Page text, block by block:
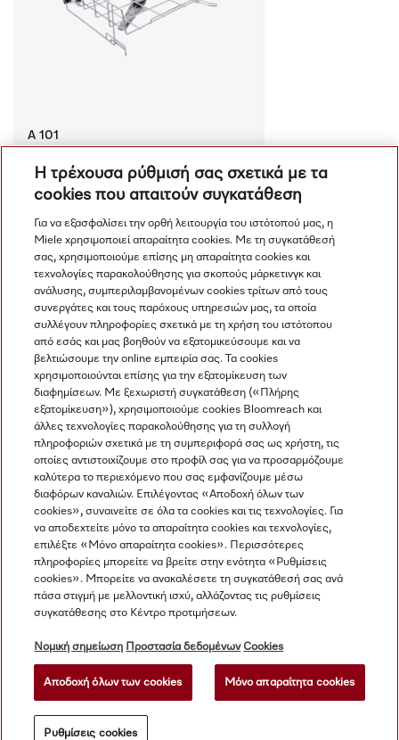
A 101
βέλτιστη φόρτωση ενθέτων.
€ 460.00
Σύγκριση
Προβολή όλων
Πλοήγηση
Υπηρεσιες
© Miele & Cie. KG.
Η τρέχουσα ρύθμισή σας σχετικά με τα
cookies που απαιτούν συγκατάθεση
Για να εξασφαλίσει την ορθή λειτουργία του ιστότοπού μας, η
Miele χρησιμοποιεί απαραίτητα cookies. Με τη συγκατάθεσή
σας, χρησιμοποιούμε επίσης μη απαραίτητα cookies και
τεχνολογίες παρακολούθησης για σκοπούς μάρκετινγκ και
ανάλυσης, συμπεριλαμβανομένων cookies τρίτων από τους
συνεργάτες και τους παρόχους υπηρεσιών μας, τα οποία
συλλέγουν πληροφορίες σχετικά με τη χρήση του ιστότοπου
από εσάς και μας βοηθούν να εξατομικεύσουμε και να
βελτιώσουμε την online εμπειρία σας. Τα cookies
χρησιμοποιούνται επίσης για την εξατομίκευση των
διαφημίσεων. Με ξεχωριστή συγκατάθεση («Πλήρης
εξατομίκευση»), χρησιμοποιούμε cookies Bloomreach και
άλλες τεχνολογίες παρακολούθησης για τη συλλογή
πληροφοριών σχετικά με τη συμπεριφορά σας ως χρήστη, τις
οποίες αντιστοιχίζουμε στο προφίλ σας για να προσαρμόζουμε
καλύτερα το περιεχόμενο που σας εμφανίζουμε μέσω
διαφόρων καναλιών. Επιλέγοντας «Αποδοχή όλων των
cookies», συναινείτε σε όλα τα cookies και τις τεχνολογίες. Για
να αποδεχτείτε μόνο τα απαραίτητα cookies και τεχνολογίες,
επιλέξτε «Μόνο απαραίτητα cookies». Περισσότερες
πληροφορίες μπορείτε να βρείτε στην ενότητα «Ρυθμίσεις
cookies». Μπορείτε να ανακαλέσετε τη συγκατάθεσή σας ανά
πάσα στιγμή με μελλοντική ισχύ, αλλάζοντας τις ρυθμίσεις
συγκατάθεσης στο Κέντρο προτιμήσεων.
Νομική σημείωση Προστασία δεδομένων Cookies
Αποδοχή όλων των cookies Μόνο απαραίτητα cookies
Ρυθμίσεις cookies